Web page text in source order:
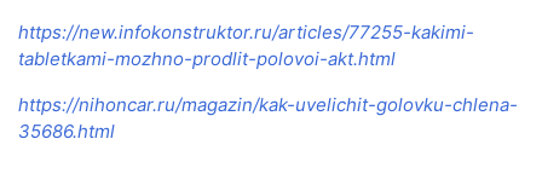
https://new.infokonstruktor.ru/articles/77255-kakimi-
tabletkami-mozhno-prodlit-polovoi-akt.html
https://nihoncar.ru/magazin/kak-uvelichit-golovku-chlena-
35686.html